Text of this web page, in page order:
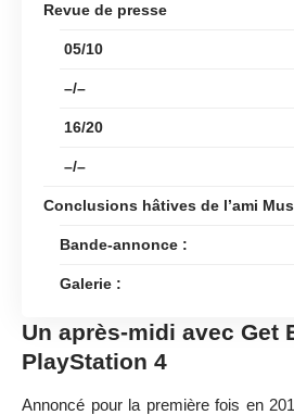
Revue de presse
05/10
–/–
16/20
–/–
Conclusions hâtives de l’ami
Bande-annonce :
Galerie :
Un après-midi avec Get
PlayStation 4
Annoncé pour la première fois en